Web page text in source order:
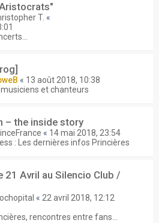
T. «
« 13 août 2018, 10:38
musiciens et chanteurs
– the inside story
« 14 mai 2018, 23:54
: Les dernières infos Princières
21 Avril au Silencio Club /
« 22 avril 2018, 12:12
rencontres entre fans...